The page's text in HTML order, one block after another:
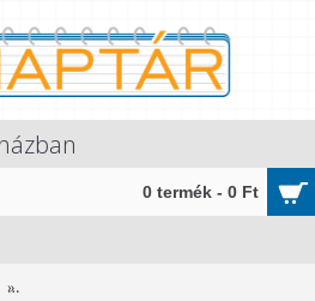
0 termék - 0 Ft